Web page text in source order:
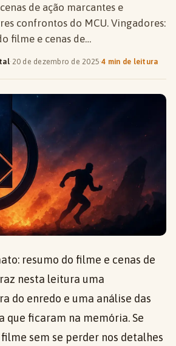
de ação marcantes e
confrontos do MCU. Vingadores:
filme e cenas de…
·20 de dezembro de 2025·4 min de leitura
resumo do filme e cenas de
nesta leitura uma
do enredo e uma análise das
que ficaram na memória. Se
sem se perder nos detalhes